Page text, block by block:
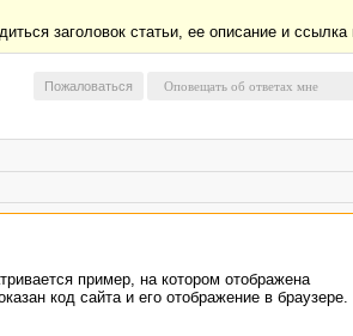
заголовок статьи, ее описание и
Пожаловаться
пример, на котором отображена
код сайта и его отображение в браузере.